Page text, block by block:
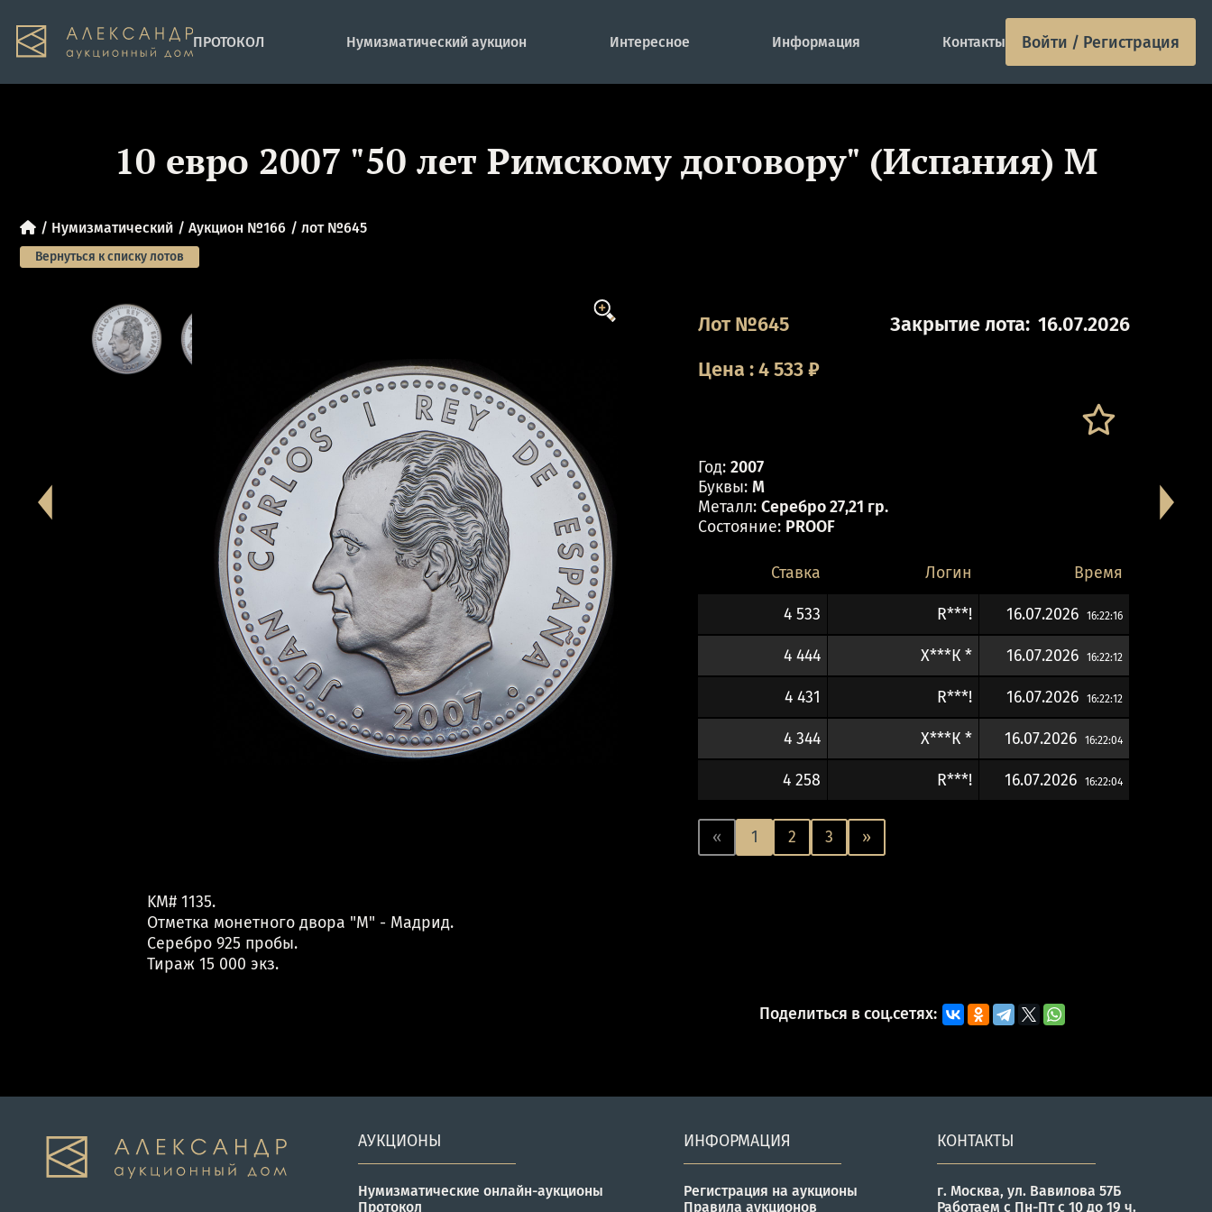
ПРОТОКОЛ Нумизматический аукцион Интересное Информация Контакты Войти / Регистрация
10 евро 2007 "50 лет Римскому договору" (Испания) M
Нумизматический Аукцион №166 лот №645
Вернуться к списку лотов
Лот №645 Закрытие лота: 16.07.2026
Цена:4 533 ₽
Год: 2007
Буквы: M
Металл: Серебро 27,21 гр.
Состояние: PROOF
Ставка Логин Время
4 533 R***! 16.07.2026 16:22:16
4 444 Х***К * 16.07.2026 16:22:12
4 431 R***! 16.07.2026 16:22:12
4 344 Х***К * 16.07.2026 16:22:04
4 258 R***! 16.07.2026 16:22:04
« 1 2 3 »
KM# 1135.
Отметка монетного двора "М" - Мадрид.
Серебро 925 пробы.
Тираж 15 000 экз.
Поделиться в соц.сетях:
АУКЦИОНЫ
Нумизматические онлайн-аукционы
Протокол
ИНФОРМАЦИЯ
Регистрация на аукционы
Правила аукционов
КОНТАКТЫ
г. Москва, ул. Вавилова 57Б
Работаем с Пн-Пт с 10 до 19 ч.